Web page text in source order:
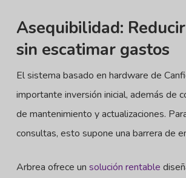
Asequibilidad:
sin escatimar gastos
El sistema basado en hardware de
importante inversión inicial, además de
de mantenimiento y actualizaciones.
consultas, esto supone una barrera de
Arbrea ofrece un solución rentable